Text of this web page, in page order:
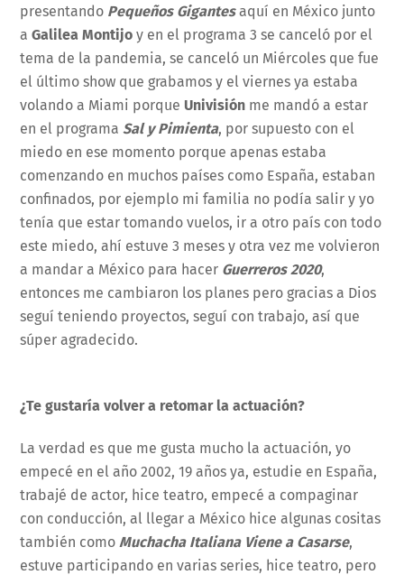
presentando Pequeños Gigantesaquí en México junto
aGalilea Montijo y en el programa 3 se canceló por el
tema de la pandemia, se canceló un Miércoles que fue
el último show que grabamos y el viernes ya estaba
volando a Miami porque Univisión me mandó a estar
en el programaSal y Pimienta, por supuesto con el
miedo en ese momento porque apenas estaba
comenzando en muchos países como España, estaban
confinados, por ejemplo mi familia no podía salir y yo
tenía que estar tomando vuelos, ir a otro país con todo
este miedo, ahí estuve 3 meses y otra vez me volvieron
a mandar a México para hacer Guerreros 2020,
entonces me cambiaron los planes pero gracias a Dios
seguí teniendo proyectos, seguí con trabajo, así que
súper agradecido.
¿Te gustaría volver a retomar la actuación?
La verdad es que me gusta mucho la actuación, yo
empecé en el año 2002, 19 años ya, estudie en España,
trabajé de actor, hice teatro, empecé a compaginar
con conducción, al llegar a México hice algunas cositas
también comoMuchacha Italiana Viene a Casarse,
estuve participando en varias series, hice teatro, pero